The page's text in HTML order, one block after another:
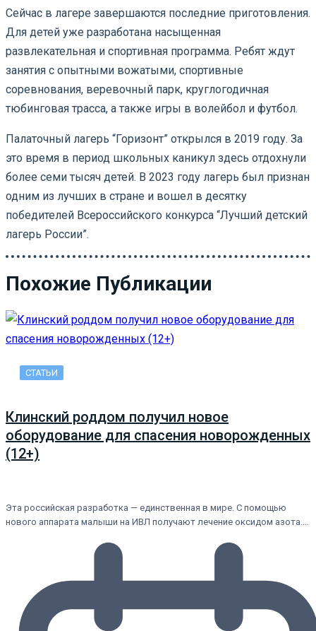
Сейчас в лагере завершаются последние приготовления.
Для детей уже разработана насыщенная
развлекательная и спортивная программа. Ребят ждут
занятия с опытными вожатыми, спортивные
соревнования, веревочный парк, круглогодичная
тюбинговая трасса, а также игры в волейбол и футбол.
Палаточный лагерь “Горизонт” открылся в 2019 году. За
это время в период школьных каникул здесь отдохнули
более семи тысяч детей. В 2023 году лагерь был признан
одним из лучших в стране и вошел в десятку
победителей Всероссийского конкурса “Лучший детский
лагерь России”.
Похожие Публикации
СТАТЬИ
Клинский роддом получил новое
оборудование для спасения новорожденных
(12+)
Эта российская разработка — единственная в мире. С помощью
нового аппарата малыши на ИВЛ получают лечение оксидом азота.…